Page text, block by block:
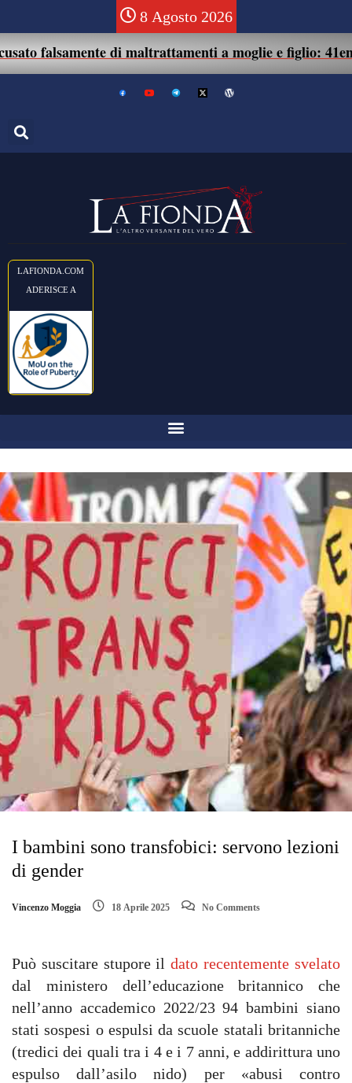
8 Agosto 2026
di maltrattamenti a moglie e figlio: 41enne
LAFIONDA.COM
ADERISCE A
I bambini sono transfobici: servono lezioni
di gender
Vincenzo Moggia 18 Aprile 2025 No Comments
Può suscitare stupore ildato recentemente svelato
dal ministero dell’educazione britannico che
nell’anno accademico 2022/23 94 bambini siano
stati sospesi o espulsi da scuole statali britanniche
(tredici dei quali tra i 4 e i 7 anni, e addirittura uno
espulso dall’asilo nido) per «abusi contro